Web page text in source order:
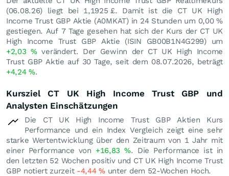
(06.08.26) liegt bei 1,1925 £. Damit ist die CT UK High
Income Trust GBP Aktie (A0MKAT) in 24 Stunden um 0,00%
gestiegen. Auf 7 Tage gesehen hat sich der Kurs der CT UK
High Income Trust GBP Aktie (ISIN GB00B1N4G299) um
+2,03%verändert. Der Gewinn der CT UK High Income
Trust GBP Aktie auf 30 Tage, seit dem 08.07.2026, beträgt
+4,24%.
Kursziel CT UK High Income Trust GBP und
Analysten Einschätzungen
Die CT UK High Income Trust GBP Aktien Kurs
Performance und ein Index Vergleich zeigt eine sehr
starke Wertentwicklung über den Zeitraum von 1 Jahr mit
einer Performance von +16,83%. Die Performance ist in
den letzten 52 Wochen positiv und CT UK High Income Trust
GBP notiert zurzeit -4,44%unter dem 52-Wochen Hoch.